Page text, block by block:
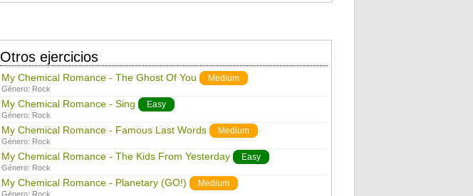
Otros ejercicios
My Chemical Romance - The Ghost Of You Medium
Género: Rock
My Chemical Romance - Sing Easy
Género: Rock
My Chemical Romance - Famous Last Words Medium
Género: Rock
My Chemical Romance - The Kids From Yesterday Easy
Género: Rock
My Chemical Romance - Planetary (GO!) Medium
Género: Rock